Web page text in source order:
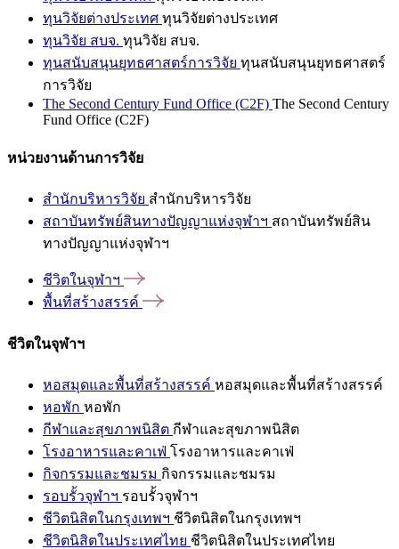
ทุนวิจัยต่างประเทศ ทุนวิจัยต่างประเทศ
ทุนวิจัย สบจ. ทุนวิจัย สบจ.
ทุนสนับสนุนยุทธศาสตร์การวิจัย ทุนสนับสนุนยุทธศาสตร์
การวิจัย
The Second Century Fund Office (C2F) The Second Century
Fund Office (C2F)
หน่วยงานด้านการวิจัย
สำนักบริหารวิจัย สำนักบริหารวิจัย
สถาบันทรัพย์สินทางปัญญาแห่งจุฬาฯ สถาบันทรัพย์สิน
ทางปัญญาแห่งจุฬาฯ
ชีวิตในจุฬาฯ
พื้นที่สร้างสรรค์
ชีวิตในจุฬาฯ
หอสมุดและพื้นที่สร้างสรรค์ หอสมุดและพื้นที่สร้างสรรค์
หอพัก หอพัก
กีฬาและสุขภาพนิสิต กีฬาและสุขภาพนิสิต
โรงอาหารและคาเฟ่ โรงอาหารและคาเฟ่
กิจกรรมและชมรม กิจกรรมและชมรม
รอบรั้วจุฬาฯ รอบรั้วจุฬาฯ
ชีวิตนิสิตในกรุงเทพฯ ชีวิตนิสิตในกรุงเทพฯ
ชีวิตนิสิตในประเทศไทย ชีวิตนิสิตในประเทศไทย